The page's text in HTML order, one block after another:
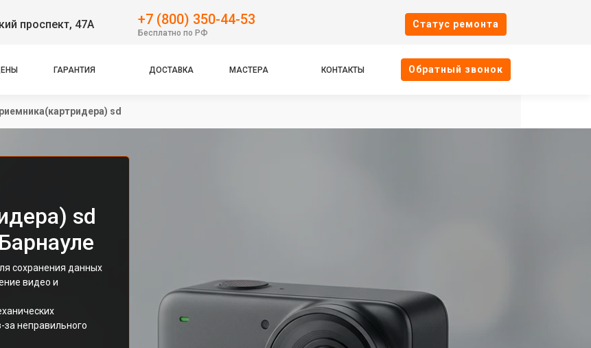
проспект, 47А +7 (800) 350-44-53
Бесплатно по РФ
Cтатус ремонта
ГАРАНТИЯ ДОСТАВКА МАСТЕРА КОНТАКТЫ Oбратный звонок
sd
sd
сохранения данных
видео и
неправильного